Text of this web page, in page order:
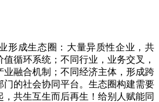
形成生态圈：大量异质性企业，共
循环系统；不同行业，业务交叉，
融合机制；不同经济主体，形成跨
门的社会协同平台。生态圈构建需要
共生互生而后再生！给别人赋能同